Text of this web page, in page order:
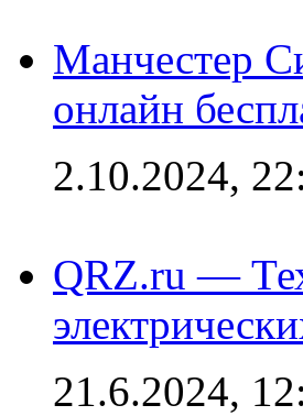
Манчестер
онлайн
2.10.2024,
QRZ.ru —
21.6.2024,